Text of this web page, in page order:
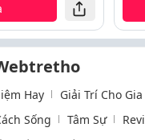
Hay
Giải Trí Cho
Sống Tâm Sự